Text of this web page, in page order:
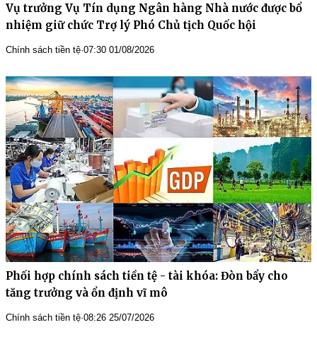
Vụ trưởng Vụ Tín dụng Ngân hàng Nhà nước được bổ
nhiệm giữ chức Trợ lý Phó Chủ tịch Quốc hội
Chính sách tiền tệ·07:30 01/08/2026
Phối hợp chính sách tiền tệ - tài khóa: Đòn bẩy cho
tăng trưởng và ổn định vĩ mô
Chính sách tiền tệ·08:26 25/07/2026